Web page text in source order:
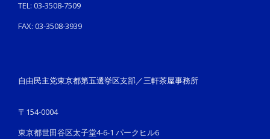
TEL: 03-3508-7509
FAX: 03-3508-3939
自由民主党東京都第五選挙区支部／三軒茶屋事務所
〒154-0004
東京都世田谷区太子堂4-6-1 パークヒル6